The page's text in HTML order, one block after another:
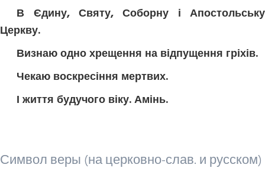
В Єдину, Святу, Соборну і Апостольську
Церкву.
Визнаю одно хрещення на відпущення гріхів.
Чекаю воскресіння мертвих.
І життя будучого віку. Амінь.
Символ веры (на церковно-слав. и русском)